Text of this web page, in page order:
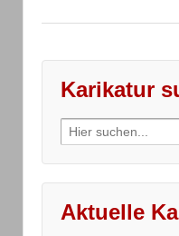
Karikatur
Search
for:
Aktuelle